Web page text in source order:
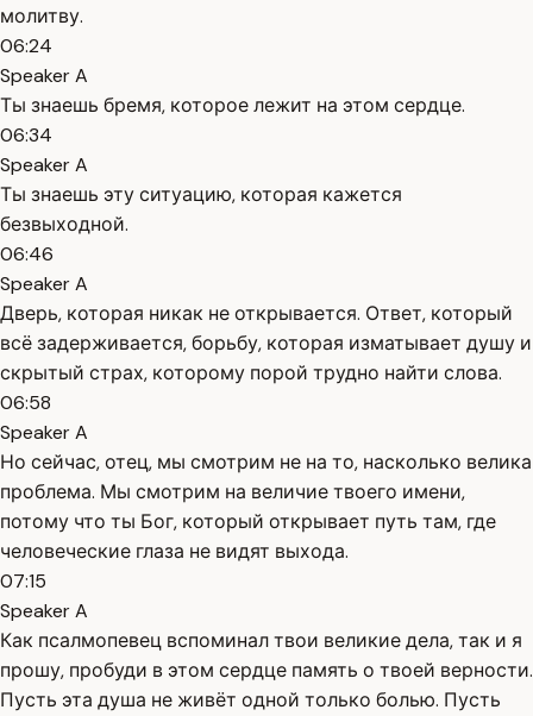
молитву.
06:24
Speaker A
Ты знаешь бремя, которое лежит на этом сердце.
06:34
Speaker A
Ты знаешь эту ситуацию, которая кажется
безвыходной.
06:46
Speaker A
Дверь, которая никак не открывается. Ответ, который
всё задерживается, борьбу, которая изматывает душу и
скрытый страх, которому порой трудно найти слова.
06:58
Speaker A
Но сейчас, отец, мы смотрим не на то, насколько велика
проблема. Мы смотрим на величие твоего имени,
потому что ты Бог, который открывает путь там, где
человеческие глаза не видят выхода.
07:15
Speaker A
Как псалмопевец вспоминал твои великие дела, так и я
прошу, пробуди в этом сердце память о твоей верности.
Пусть эта душа не живёт одной только болью. Пусть